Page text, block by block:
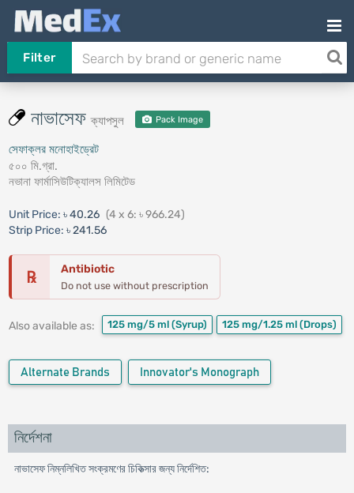
Filter
নাভাসেফক্যাপসুল Pack Image
সেফাক্লর মনোহাইড্রেট
৫০০ মি.গ্রা.
নভানা ফার্মাসিউটিক্যালস লিমিটেড
Unit Price: ৳ 40.26 (4 x 6: ৳ 966.24)
Strip Price: ৳ 241.56
℞ Antibiotic
Do not use without prescription
Also available as: 125 mg/5 ml (Syrup) 125 mg/1.25 ml (Drops)
Alternate Brands Innovator's Monograph
নির্দেশনা
নাভাসেফ নিম্নলিখিত সংক্রমণের চিকিত্সার জন্য নির্দেশিত: